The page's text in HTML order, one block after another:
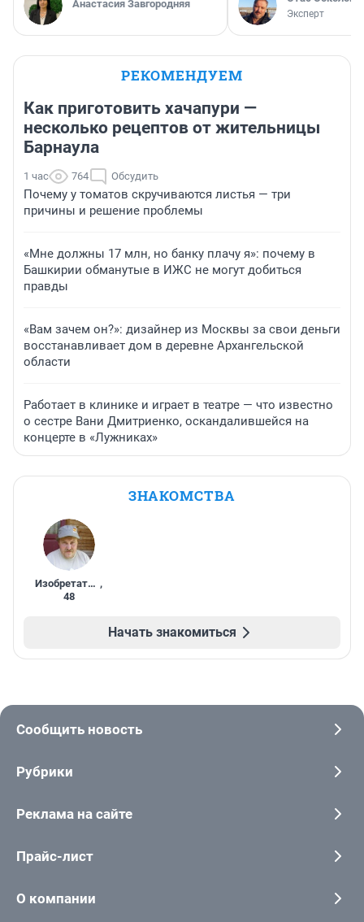
Анастасия Завгородняя
Эксперт
РЕКОМЕНДУЕМ
Как приготовить хачапури —
несколько рецептов от жительницы
Барнаула
1 час 764 Обсудить
Почему у томатов скручиваются листья — три
причины и решение проблемы
«Мне должны 17 млн, но банку плачу я»: почему в
Башкирии обманутые в ИЖС не могут добиться
правды
«Вам зачем он?»: дизайнер из Москвы за свои деньги
восстанавливает дом в деревне Архангельской
области
Работает в клинике и играет в театре — что известно
о сестре Вани Дмитриенко, оскандалившейся на
концерте в «Лужниках»
ЗНАКОМСТВА
Изобретатель ,
48
Начать знакомиться
Сообщить новость
Рубрики
Реклама на сайте
Прайс-лист
О компании